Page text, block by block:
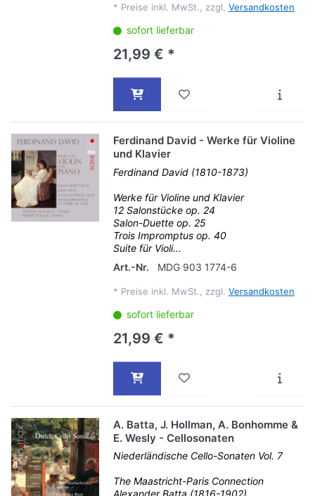
* Preise inkl. MwSt., zzgl. Versandkosten
sofort lieferbar
21,99 € *
Ferdinand David - Werke für Violine
und Klavier
Ferdinand David (1810-1873)
Werke für Violine und Klavier
12 Salonstücke op. 24
Salon-Duette op. 25
Trois Impromptus op. 40
Suite für Violi...
Art.-Nr.
MDG 903 1774-6
* Preise inkl. MwSt., zzgl. Versandkosten
sofort lieferbar
21,99 € *
A. Batta, J. Hollman, A. Bonhomme &
E. Wesly - Cellosonaten
Niederländische Cello-Sonaten Vol. 7
The Maastricht-Paris Connection